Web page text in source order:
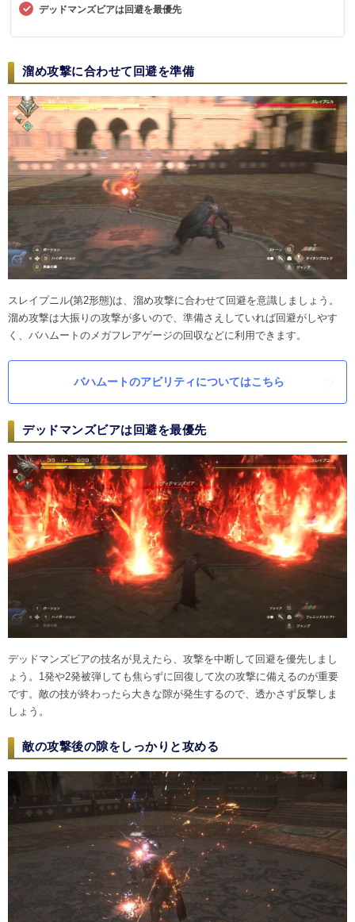
デッドマンズビアは回避を最優先
溜め攻撃に合わせて回避を準備
スレイプニル(第2形態)は、溜め攻撃に合わせて回避を意識しましょう。
溜め攻撃は大振りの攻撃が多いので、準備さえしていれば回避がしやす
く、バハムートのメガフレアゲージの回収などに利用できます。
バハムートのアビリティについてはこちら
デッドマンズビアは回避を最優先
デッドマンズビアの技名が見えたら、攻撃を中断して回避を優先しまし
ょう。1発や2発被弾しても焦らずに回復して次の攻撃に備えるのが重要
です。敵の技が終わったら大きな隙が発生するので、透かさず反撃しま
しょう。
敵の攻撃後の隙をしっかりと攻める